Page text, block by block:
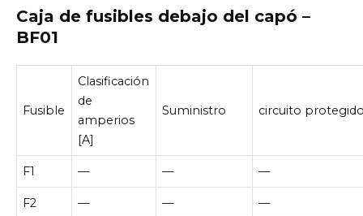
Caja de fusibles debajo del capó –
BF01
Fusible
Clasificación
de
amperios
[A]
Suministro circuito
F1 — — —
F2 — — —